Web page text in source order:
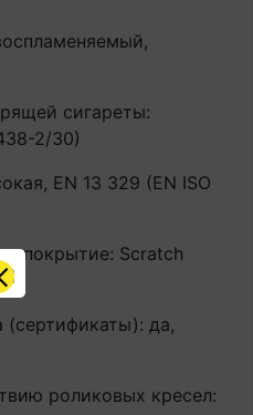
сигареты:
2/30)
EN 13 329 (EN ISO
покрытие: Scratch
(сертификаты): да,
роликовых кресел: